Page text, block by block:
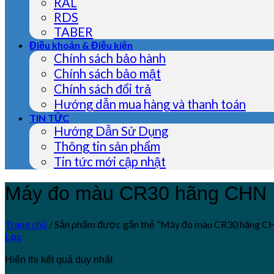
RDS
TABER
Điều khoản & Điều kiện
Chính sách bảo hành
Chính sách bảo mật
Chính sách đổi trả
Hướng dẫn mua hàng và thanh toán
TIN TỨC
Hướng Dẫn Sử Dụng
Thông tin sản phẩm
Tin tức mới cập nhật
Máy đo màu CR30 hãng CHN
Trang chủ /Sản phẩm được gắn thẻ “Máy đo màu CR30 hãng
Lọc
Hiển thị kết quả duy nhất